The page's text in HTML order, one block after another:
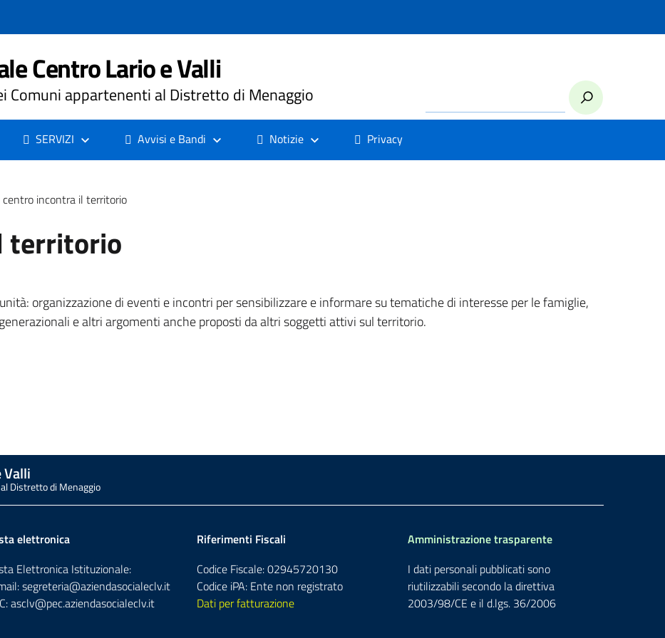
Centro Lario e Valli
Comuni appartenenti al Distretto di Menaggio
SERVIZI Avvisi e Bandi Notizie Privacy
centro incontra il territorio
territorio
organizzazione di eventi e incontri per sensibilizzare e informare su tematiche di interesse per le famiglie,
e altri argomenti anche proposti da altri soggetti attivi sul territorio.
Valli
Distretto di Menaggio
elettronica
Elettronica Istituzionale:
segreteria@aziendasocialeclv.it
asclv@pec.aziendasocialeclv.it
Riferimenti Fiscali
Codice Fiscale: 02945720130
Codice iPA: Ente non registrato
Dati per fatturazione
Amministrazione trasparente
I dati personali pubblicati sono
riutilizzabili secondo la direttiva
2003/98/CE e il d.lgs. 36/2006